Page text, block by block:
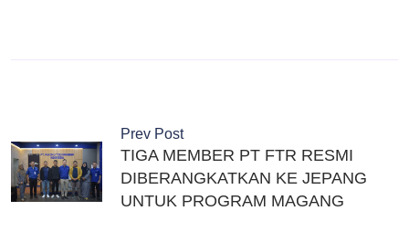
Prev Post
TIGA MEMBER PT FTR RESMI
DIBERANGKATKAN KE JEPANG
UNTUK PROGRAM MAGANG